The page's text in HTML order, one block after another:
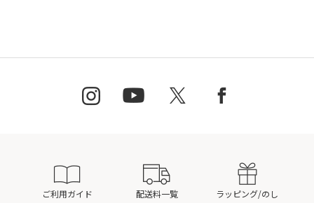
ご利用ガイド 配送料一覧 ラッピング/のし